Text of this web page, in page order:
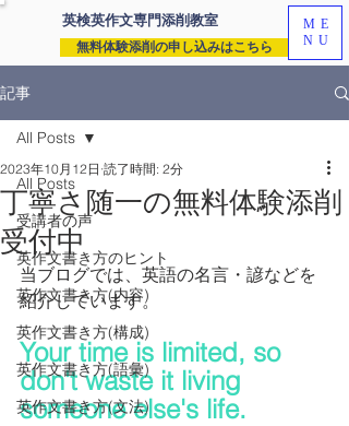
英検英作文専門添削教室
無料体験添削の申し込みはこちら
ME
NU
記事
All Posts
受講者の声
英作文書き方のヒント
英作文書き方(内容)
英作文書き方(構成)
英作文書き方(語彙)
英作文書き方(文法)
All Posts
丁寧さ随一の無料体験添削
受付中
2023年10月12日 読了時間: 2分
当ブログでは、英語の名言・諺などを
紹介しています。
Your time is limited, so
don't waste it living
someone else's life.